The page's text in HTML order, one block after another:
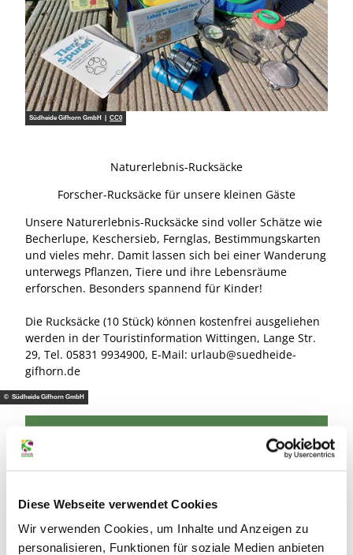
Diese Webseite verwendet Cookies
Wir verwenden Cookies, um Inhalte und Anzeigen zu
personalisieren, Funktionen für soziale Medien anbieten
Südheide Gifhorn GmbH | CC0
Naturerlebnis-Rucksäcke
Forscher-Rucksäcke für unsere kleinen Gäste
Unsere Naturerlebnis-Rucksäcke sind voller Schätze wie
Becherlupe, Keschersieb, Fernglas, Bestimmungskarten
und vieles mehr. Damit lassen sich bei einer Wanderung
unterwegs Pflanzen, Tiere und ihre Lebensräume
erforschen. Besonders spannend für Kinder!
Die Rucksäcke (10 Stück) können kostenfrei ausgeliehen
werden in der Touristinformation Wittingen, Lange Str.
29, Tel. 05831 9934900, E-Mail: urlaub@suedheide-
gifhorn.de
© Südheide Gifhorn GmbH
Fernwanderweg „Grünes Band“
Wer gern mehr als einen längeren
Sonntagsspaziergang machen und auf dem Weg